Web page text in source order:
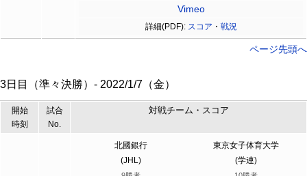
Vimeo
詳細(PDF): スコア ・ 戦況
ページ先頭へ
3日目（準々決勝）- 2022/1/7（金）
開始
時刻
試合
No.
対戦チーム・スコア
北國銀行
(JHL)
東京女子体育大学
(学連)